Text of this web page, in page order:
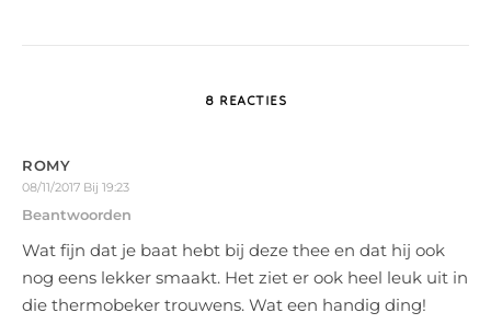
8 REACTIES
ROMY
08/11/2017 Bij 19:23
Beantwoorden
Wat fijn dat je baat hebt bij deze thee en dat hij ook
nog eens lekker smaakt. Het ziet er ook heel leuk uit in
die thermobeker trouwens. Wat een handig ding!